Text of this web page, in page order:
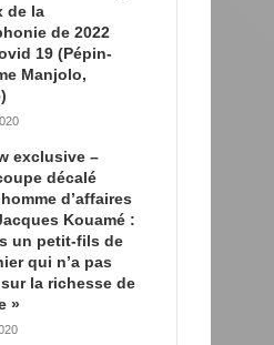
de la
de 2022
19 (Pépin-
Manjolo,
exclusive –
décalé
d’affaires
Kouamé :
un petit-fils de
qui n’a pas
la richesse de
»